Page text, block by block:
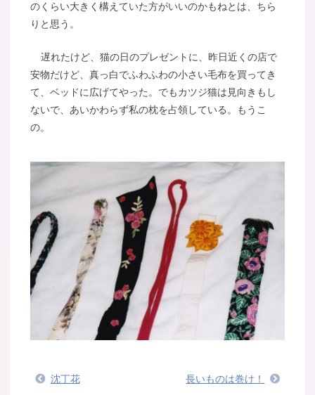
のくらい大きく構えていた方がいいのかもねとは、ちら
りと思う。
遅れたけど、猫の日のプレゼントに、昨日近くの店で
安物だけど、真っ白でふわふわの小さい毛布を買ってき
て、ベッドに広げてやった。でもカツジ猫は見向きもし
ないで、あいかわらず私の枕を占領している。もうこ
の。
沈丁花 長いものは巻け！